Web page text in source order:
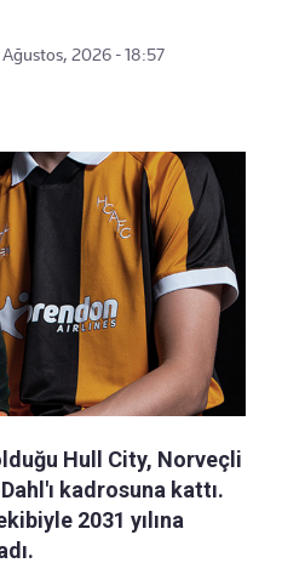
2026 - 18:57
Hull City, Norveçli
kadrosuna kattı.
2031 yılına